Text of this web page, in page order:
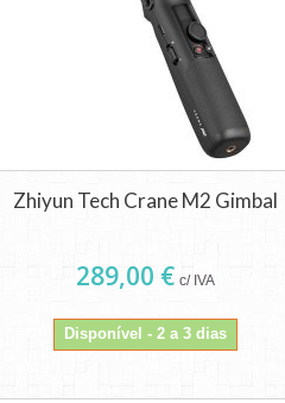
Zhiyun Tech Crane M2 Gimbal
289,00 € c/ IVA
Disponível - 2 a 3 dias